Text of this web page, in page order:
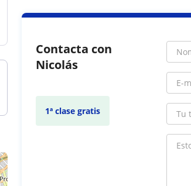
Contacta con
Nicolás
1ª clase gratis